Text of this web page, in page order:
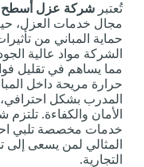
تُعتبر شركة عزل أسطح
مجال خدمات العزل،
حماية المباني من
الشركة مواد عالية
مما يساهم في تقليل
حرارة مريحة داخل
المدرب بشكل
الأمان والكفاءة.
خدمات مخصصة تلبي
المثالي لمن يسعى إلى
التجارية.